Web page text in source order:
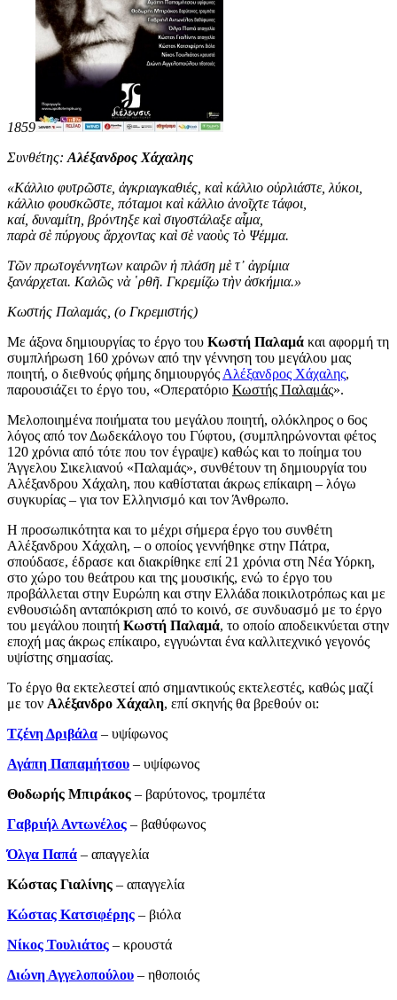
1859
Συνθέτης: Αλέξανδρος Χάχαλης
«Κάλλιο φυτρῶστε, ἀγκριαγκαθιές, καὶ κάλλιο οὐρλιάστε, λύκοι,
κάλλιο φουσκῶστε, πόταμοι καὶ κάλλιο ἀνοῖχτε τάφοι,
καί, δυναμίτη, βρόντηξε καὶ σιγοστάλαξε αἷμα,
παρὰ σὲ πύργους ἄρχοντας καὶ σὲ ναοὺς τὸ Ψέμμα.
Τῶν πρωτογέννητων καιρῶν ἡ πλάση μὲ τ᾿ ἀγρίμια
ξανάρχεται. Καλῶς νὰ ῾ρθῆ. Γκρεμίζω τὴν ἀσκήμια.»
Κωστής Παλαμάς, (ο Γκρεμιστής)
Με άξονα δημιουργίας το έργο του Κωστή Παλαμά και αφορμή τη
συμπλήρωση 160 χρόνων από την γέννηση του μεγάλου μας
ποιητή, ο διεθνούς φήμης δημιουργός Αλέξανδρος Χάχαλης,
παρουσιάζει το έργο του, «Οπερατόριο Κωστής Παλαμάς».
Μελοποιημένα ποιήματα του μεγάλου ποιητή, ολόκληρος ο 6ος
λόγος από τον Δωδεκάλογο του Γύφτου, (συμπληρώνονται φέτος
120 χρόνια από τότε που τον έγραψε) καθώς και το ποίημα του
Άγγελου Σικελιανού «Παλαμάς», συνθέτουν τη δημιουργία του
Αλέξανδρου Χάχαλη, που καθίσταται άκρως επίκαιρη – λόγω
συγκυρίας – για τον Ελληνισμό και τον Άνθρωπο.
Η προσωπικότητα και το μέχρι σήμερα έργο του συνθέτη
Αλέξανδρου Χάχαλη, – ο οποίος γεννήθηκε στην Πάτρα,
σπούδασε, έδρασε και διακρίθηκε επί 21 χρόνια στη Νέα Υόρκη,
στο χώρο του θεάτρου και της μουσικής, ενώ το έργο του
προβάλλεται στην Ευρώπη και στην Ελλάδα ποικιλοτρόπως και με
ενθουσιώδη ανταπόκριση από το κοινό, σε συνδυασμό με το έργο
του μεγάλου ποιητή Κωστή Παλαμά, το οποίο αποδεικνύεται στην
εποχή μας άκρως επίκαιρο, εγγυώνται ένα καλλιτεχνικό γεγονός
υψίστης σημασίας.
Το έργο θα εκτελεστεί από σημαντικούς εκτελεστές, καθώς μαζί
με τον Αλέξανδρο Χάχαλη, επί σκηνής θα βρεθούν οι:
Τζένη Δριβάλα – υψίφωνος
Αγάπη Παπαμήτσου – υψίφωνος
Θοδωρής Μπιράκος – βαρύτονος, τρομπέτα
Γαβριήλ Αντωνέλος – βαθύφωνος
Όλγα Παπά – απαγγελία
Κώστας Γιαλίνης ­– απαγγελία
Κώστας Κατσιφέρης – βιόλα
Νίκος Τουλιάτος – κρουστά
Διώνη Αγγελοπούλου – ηθοποιός